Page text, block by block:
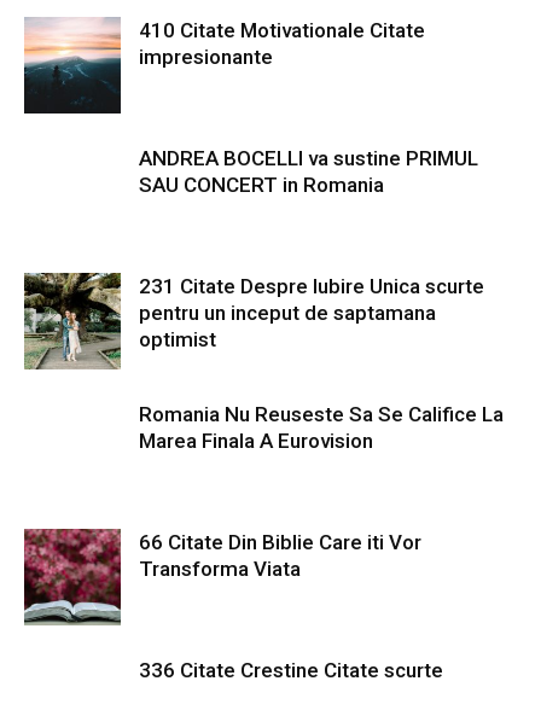
410 Citate Motivationale Citate
impresionante
ANDREA BOCELLI va sustine PRIMUL
SAU CONCERT in Romania
231 Citate Despre Iubire Unica scurte
pentru un inceput de saptamana
optimist
Romania Nu Reuseste Sa Se Califice La
Marea Finala A Eurovision
66 Citate Din Biblie Care iti Vor
Transforma Viata
336 Citate Crestine Citate scurte